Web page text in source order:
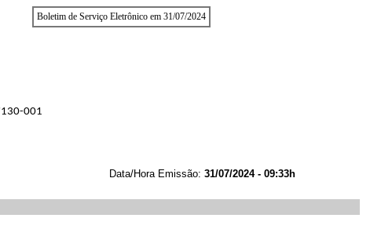
Boletim de Serviço Eletrônico em 31/07/2024
001
Data/Hora Emissão: 31/07/2024 - 09:33h